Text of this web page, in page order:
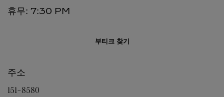
휴무: 7:30 PM
부티크 찾기
주소
151-8580